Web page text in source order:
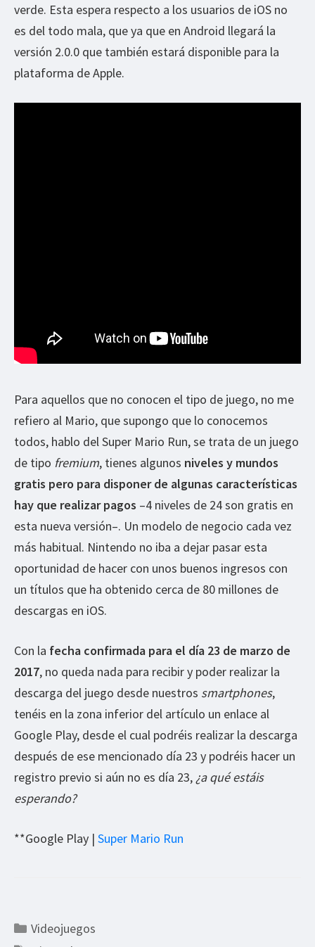
verde. Esta espera respecto a los usuarios de iOS no
es del todo mala, que ya que en Android llegará la
versión 2.0.0 que también estará disponible para la
plataforma de Apple.
Para aquellos que no conocen el tipo de juego, no me
refiero al Mario, que supongo que lo conocemos
todos, hablo del Super Mario Run, se trata de un juego
de tipo fremium, tienes algunos niveles y mundos
gratis pero para disponer de algunas características
hay que realizar pagos –4 niveles de 24 son gratis en
esta nueva versión–. Un modelo de negocio cada vez
más habitual. Nintendo no iba a dejar pasar esta
oportunidad de hacer con unos buenos ingresos con
un títulos que ha obtenido cerca de 80 millones de
descargas en iOS.
Con la fecha confirmada para el día 23 de marzo de
2017, no queda nada para recibir y poder realizar la
descarga del juego desde nuestros smartphones,
tenéis en la zona inferior del artículo un enlace al
Google Play, desde el cual podréis realizar la descarga
después de ese mencionado día 23 y podréis hacer un
registro previo si aún no es día 23, ¿a qué estáis
esperando?
**Google Play | Super Mario Run
Categorías
Videojuegos